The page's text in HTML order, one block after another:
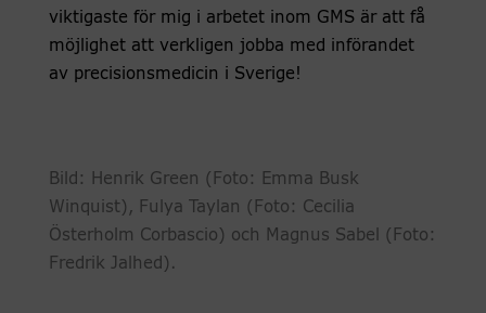
viktigaste för mig i arbetet inom GMS är att få
möjlighet att verkligen jobba med införandet
av precisionsmedicin i Sverige!
Bild: Henrik Green (Foto: Emma Busk
Winquist), Fulya Taylan (Foto: Cecilia
Österholm Corbascio) och Magnus Sabel (Foto:
Fredrik Jalhed).